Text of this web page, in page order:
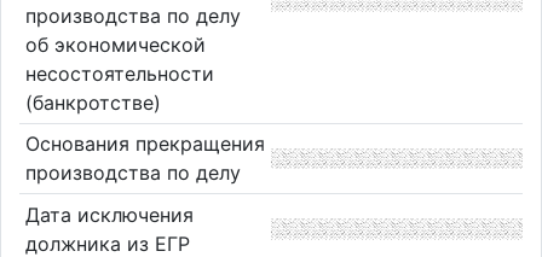
производства по делу
об экономической
несостоятельности
(банкротстве)
Основания прекращения
производства по делу
Дата исключения
должника из ЕГР